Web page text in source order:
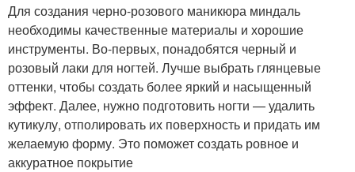
Для создания черно-розового маникюра миндаль
необходимы качественные материалы и хорошие
инструменты. Во-первых, понадобятся черный и
розовый лаки для ногтей. Лучше выбрать глянцевые
оттенки, чтобы создать более яркий и насыщенный
эффект. Далее, нужно подготовить ногти — удалить
кутикулу, отполировать их поверхность и придать им
желаемую форму. Это поможет создать ровное и
аккуратное покрытие